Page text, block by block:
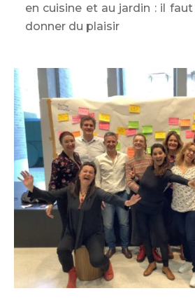
en cuisine et au jardin : il
donner du plaisir